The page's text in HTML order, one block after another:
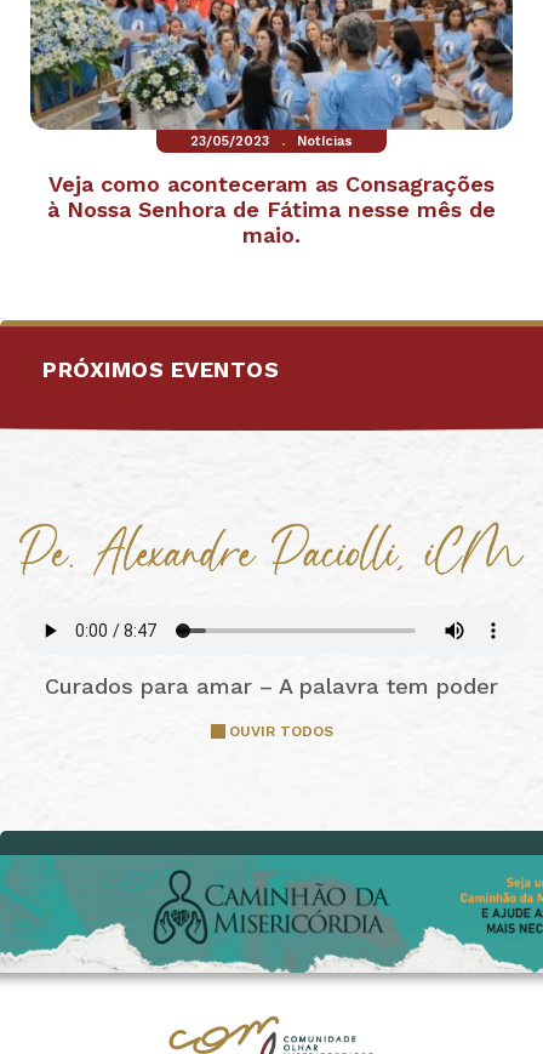
23/05/2023 . Notícias
Veja como aconteceram as Consagrações
à Nossa Senhora de Fátima nesse mês de
maio.
PRÓXIMOS EVENTOS
Curados para amar – A palavra tem poder
OUVIR TODOS